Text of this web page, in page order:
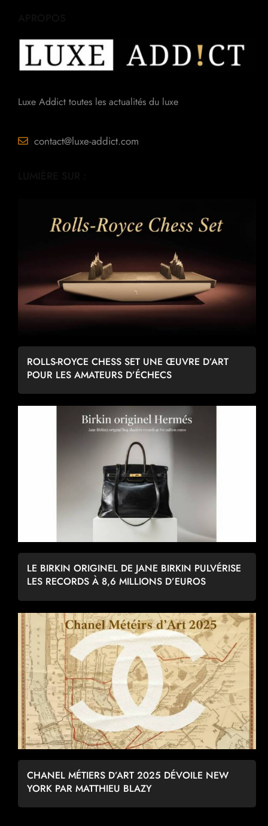
Luxe Addict toutes les actualités du luxe
contact@luxe-addict.com
ROLLS-ROYCE CHESS SET UNE ŒUVRE D’ART
POUR LES AMATEURS D’ÉCHECS
LE BIRKIN ORIGINEL DE JANE BIRKIN PULVÉRISE
LES RECORDS À 8,6 MILLIONS D’EUROS
CHANEL MÉTIERS D’ART 2025 DÉVOILE NEW
YORK PAR MATTHIEU BLAZY